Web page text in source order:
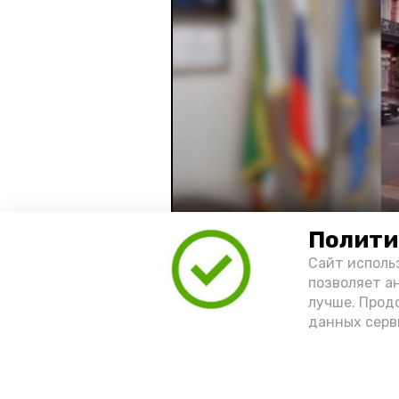
Сайт
позволяет
лучше.
данных
Видео: управление пресс-службы
год единства народов